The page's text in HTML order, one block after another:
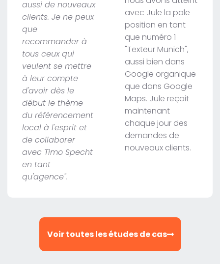
aussi de nouveaux
clients. Je ne peux
que
recommander à
tous ceux qui
veulent se mettre
à leur compte
d'avoir dès le
début le thème
du référencement
local à l'esprit et
de collaborer
avec Timo Specht
en tant
qu'agence".
avec Jule la pole
position en tant
que numéro 1
"Texteur Munich",
aussi bien dans
Google organique
que dans Google
Maps. Jule reçoit
maintenant
chaque jour des
demandes de
nouveaux clients.
Voir toutes les études de cas